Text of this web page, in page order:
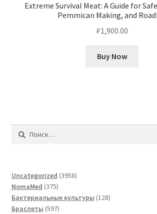
Extreme Survival Meat: A Guide for
Pemmican Making, and
₽1,900.00
Buy Now
Найти:
Uncategorized 39583958
NomaMed 375375
товаров
Бактериальные культуры 128128
Браслеты 597597